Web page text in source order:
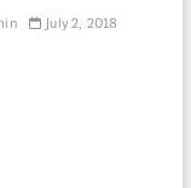
July 2, 2018